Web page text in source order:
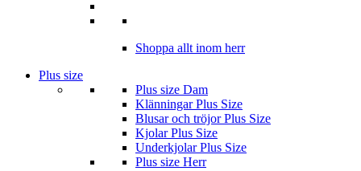
Shoppa allt inom herr
Plus size
Plus size Dam
Klänningar Plus Size
Blusar och tröjor Plus Size
Kjolar Plus Size
Underkjolar Plus Size
Plus size Herr